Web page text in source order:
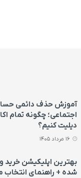
آموزش حذف دائمی
اجتماعی؛ چگونه تمام
دیلیت کنیم؟
بهترین اپلیکیشن
شده + راهنمای انتخاب